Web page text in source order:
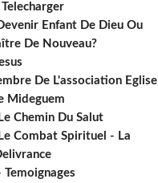
Enfant De Dieu Ou
De Nouveau?
De L'association Eglise
Mideguem
Chemin Du Salut
Combat Spirituel - La
Temoignages